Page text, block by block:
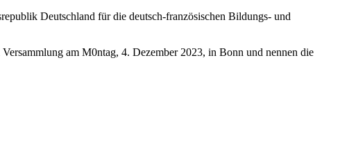
Deutschland für die deutsch-französischen Bildungs- und
am M0ntag, 4. Dezember 2023, in Bonn und nennen die